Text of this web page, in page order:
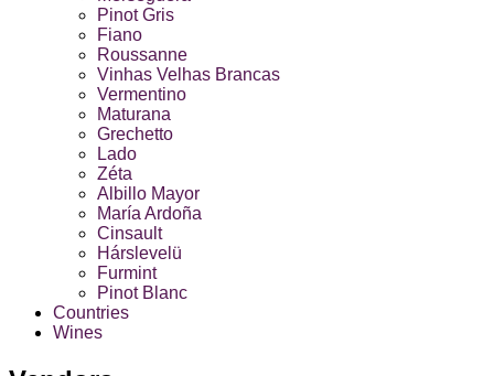
Pinot Gris
Fiano
Roussanne
Vinhas Velhas Brancas
Vermentino
Maturana
Grechetto
Lado
Zéta
Albillo Mayor
María Ardoña
Cinsault
Hárslevelü
Furmint
Pinot Blanc
Countries
Wines